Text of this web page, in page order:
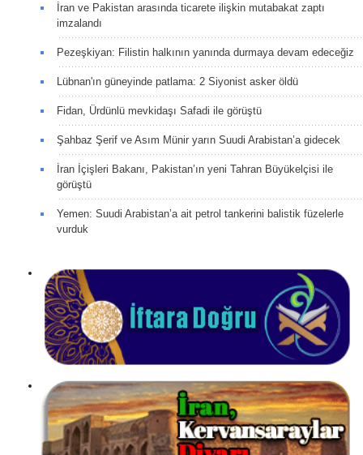
İran ve Pakistan arasında ticarete ilişkin mutabakat zaptı
imzalandı
Pezeşkiyan: Filistin halkının yanında durmaya devam edeceğiz
Lübnan'ın güneyinde patlama: 2 Siyonist asker öldü
Fidan, Ürdünlü mevkidaşı Safadi ile görüştü
Şahbaz Şerif ve Asım Münir yarın Suudi Arabistan’a gidecek
İran İçişleri Bakanı, Pakistan’ın yeni Tahran Büyükelçisi ile
görüştü
Yemen: Suudi Arabistan’a ait petrol tankerini balistik füzelerle
vurduk